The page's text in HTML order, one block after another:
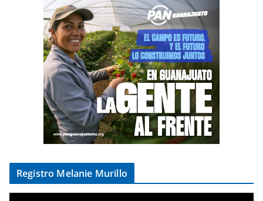
Registro Melanie Murillo